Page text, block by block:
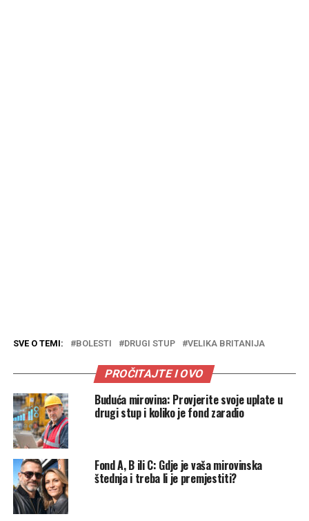
SVE O TEMI: BOLESTI DRUGI STUP VELIKA BRITANIJA
PROČITAJTE I OVO
Buduća mirovina: Provjerite svoje uplate u
drugi stup i koliko je fond zaradio
Fond A, B ili C: Gdje je vaša mirovinska
štednja i treba li je premjestiti?